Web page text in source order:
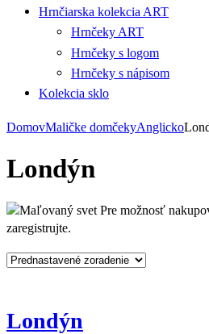
Hrnčiarska kolekcia ART
Hrnčeky ART
Hrnčeky s logom
Hrnčeky s nápisom
Kolekcia sklo
DomovMaličke domčekyAnglicko
Londýn
Pre možnosť
zaregistrujte.
Londýn